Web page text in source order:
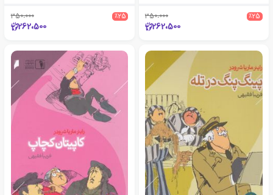
٪25 350،000
262،500
٪25 350،000
262،500